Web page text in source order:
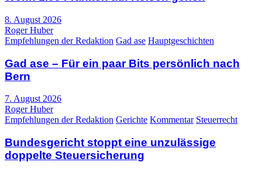
8. August 2026
Roger Huber
Empfehlungen der Redaktion Gad ase Hauptgeschichten
Gad ase – Für ein paar Bits persönlich nach
Bern
7. August 2026
Roger Huber
Empfehlungen der Redaktion Gerichte Kommentar Steuerrecht
Bundesgericht stoppt eine unzulässige
doppelte Steuersicherung